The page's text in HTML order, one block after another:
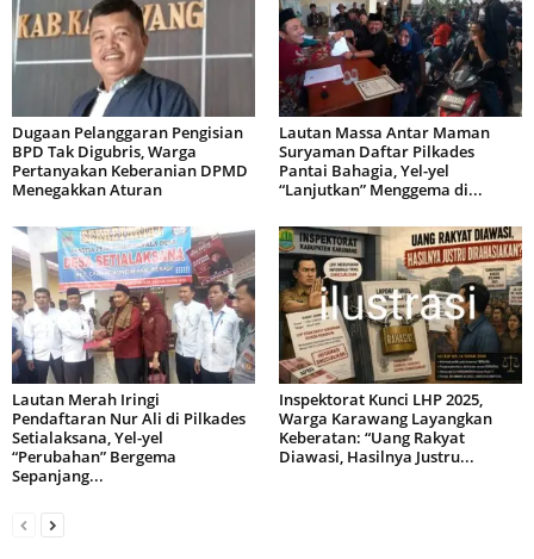
Dugaan Pelanggaran Pengisian
BPD Tak Digubris, Warga
Pertanyakan Keberanian DPMD
Menegakkan Aturan
Lautan Massa Antar Maman
Suryaman Daftar Pilkades
Pantai Bahagia, Yel-yel
“Lanjutkan” Menggema di...
Lautan Merah Iringi
Pendaftaran Nur Ali di Pilkades
Setialaksana, Yel-yel
“Perubahan” Bergema
Sepanjang...
Inspektorat Kunci LHP 2025,
Warga Karawang Layangkan
Keberatan: “Uang Rakyat
Diawasi, Hasilnya Justru...